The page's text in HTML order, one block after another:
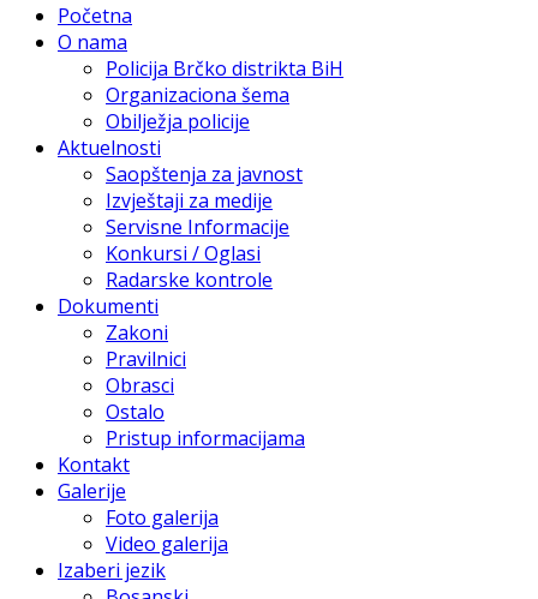
Početna
O nama
Policija Brčko distrikta BiH
Organizaciona šema
Obilježja policije
Aktuelnosti
Saopštenja za javnost
Izvještaji za medije
Servisne Informacije
Konkursi / Oglasi
Radarske kontrole
Dokumenti
Zakoni
Pravilnici
Obrasci
Ostalo
Pristup informacijama
Kontakt
Galerije
Foto galerija
Video galerija
Izaberi jezik